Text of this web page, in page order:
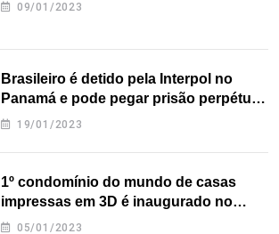
09/01/2023
Brasileiro é detido pela Interpol no
Panamá e pode pegar prisão perpétua
nos EUA
19/01/2023
1º condomínio do mundo de casas
impressas em 3D é inaugurado no
Texas
05/01/2023